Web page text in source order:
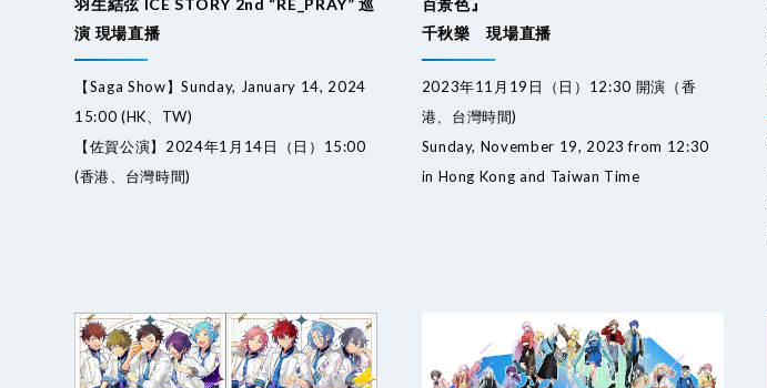
羽生結弦 ICE STORY 2nd “RE_PRAY” 巡
演 現場直播
【Saga Show】Sunday, January 14, 2024
15:00 (HK、TW)
【佐賀公演】2024年1月14日（日）15:00
(香港、台灣時間)
百景色』
千秋樂 現場直播
2023年11月19日（日）12:30 開演（香
港、台灣時間)
Sunday, November 19, 2023 from 12:30
in Hong Kong and Taiwan Time